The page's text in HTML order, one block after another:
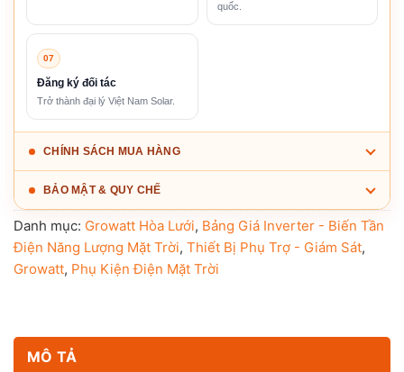
quốc.
07
Đăng ký đối tác
Trở thành đại lý Việt Nam Solar.
CHÍNH SÁCH MUA HÀNG
BẢO MẬT & QUY CHẾ
Danh mục: Growatt Hòa Lưới, Bảng Giá Inverter - Biến Tần
Điện Năng Lượng Mặt Trời, Thiết Bị Phụ Trợ - Giám Sát,
Growatt, Phụ Kiện Điện Mặt Trời
MÔ TẢ